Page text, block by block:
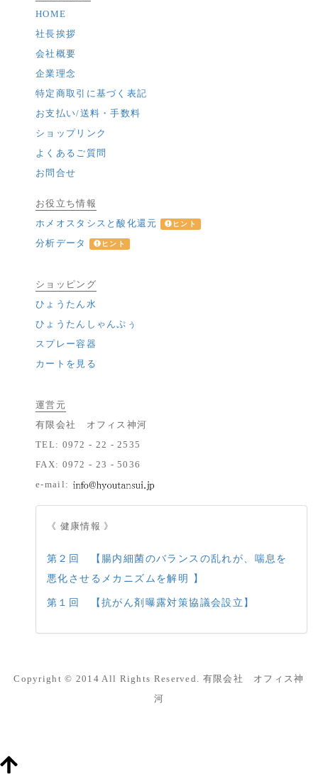
HOME
社長挨拶
会社概要
企業理念
特定商取引に基づく表記
お支払い/送料・手数料
ショップリンク
よくあるご質問
お問合せ
お役立ち情報
ホメオスタシスと酸化還元
ヒント
分析データ ヒント
ショッピング
ひょうたん水
ひょうたんしゃんぷぅ
スプレー容器
カートを見る
運営元
有限会社 オフィス神河
TEL: 0972 - 22 - 2535
FAX: 0972 - 23 - 5036
e-mail:
《 健康情報 》
第２回 【腸内細菌のバランスの乱れが、喘息を
悪化させるメカニズムを解明 】
第１回 【抗がん剤曝露対策協議会設立】
Copyright © 2014 All Rights Reserved. 有限会社 オフィス神
河